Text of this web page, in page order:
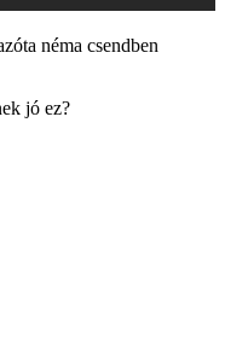
néma csendben
jó ez?